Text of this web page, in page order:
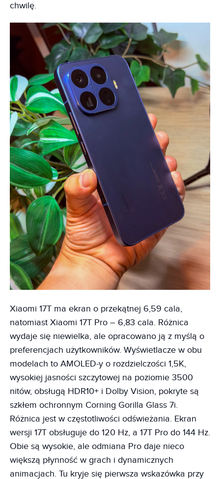
chwilę.
Xiaomi 17T ma ekran o przekątnej 6,59 cala,
natomiast Xiaomi 17T Pro – 6,83 cala. Różnica
wydaje się niewielka, ale opracowano ją z myślą o
preferencjach użytkowników. Wyświetlacze w obu
modelach to AMOLED-y o rozdzielczości 1,5K,
wysokiej jasności szczytowej na poziomie 3500
nitów, obsługą HDR10+ i Dolby Vision, pokryte są
szkłem ochronnym Corning Gorilla Glass 7i.
Różnica jest w częstotliwości odświeżania. Ekran
wersji 17T obsługuje do 120 Hz, a 17T Pro do 144 Hz.
Obie są wysokie, ale odmiana Pro daje nieco
większą płynność w grach i dynamicznych
animacjach. Tu kryje się pierwsza wskazówka przy